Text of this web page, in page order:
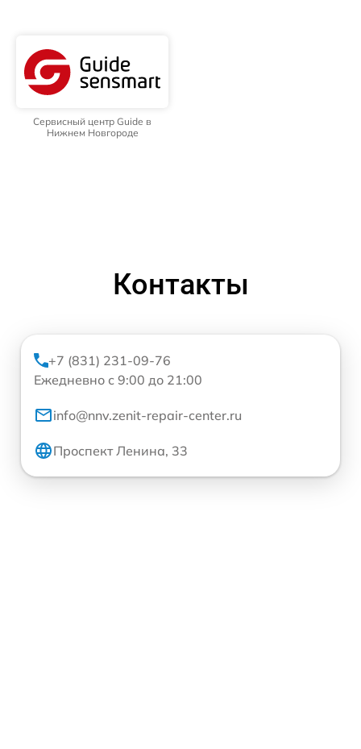
Сервисный центр Guide в
Нижнем Новгороде
Контакты
+7 (831) 231-09-76
Ежедневно с 9:00 до 21:00
info@nnv.zenit-repair-center.ru
Проспект Ленина, 33